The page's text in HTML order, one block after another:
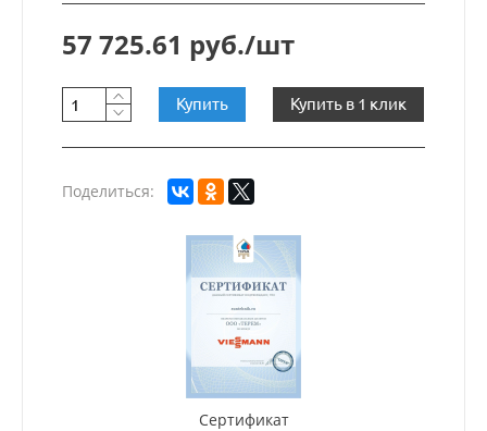
57 725.61 руб./шт
Купить Купить в 1 клик
Поделиться:
Сертификат